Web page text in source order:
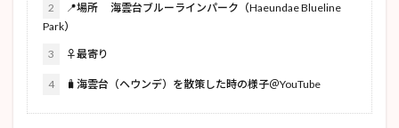
2
📍場所 海雲台ブルーラインパーク（Haeundae Blueline
Park）
3 ♀️最寄り
4 🧳海雲台（ヘウンデ）を散策した時の様子＠YouTube